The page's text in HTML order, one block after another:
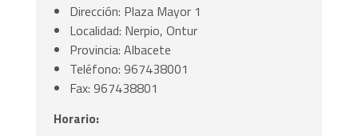
Dirección: Plaza Mayor 1
Localidad: Nerpio, Ontur
Provincia: Albacete
Teléfono: 967438001
Fax: 967438801
Horario: